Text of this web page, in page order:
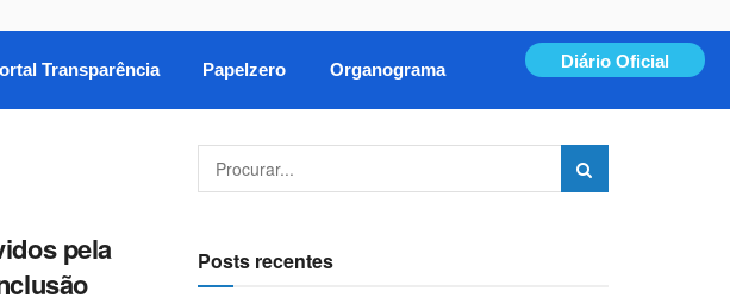
Transparência Papelzero Organograma Diário Oficial
pela
Posts recentes